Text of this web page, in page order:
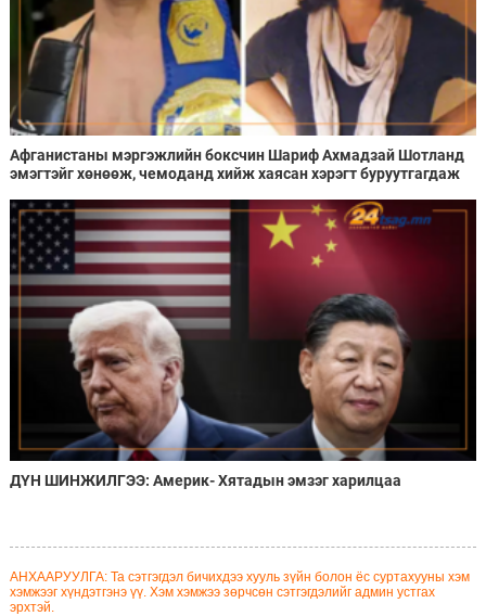
Афганистаны мэргэжлийн боксчин Шариф Ахмадзай Шотланд
эмэгтэйг хөнөөж, чемоданд хийж хаясан хэрэгт буруутгагдаж
ДҮН ШИНЖИЛГЭЭ: Америк- Хятадын эмзэг харилцаа
АНХААРУУЛГА: Та сэтгэгдэл бичихдээ хууль зүйн болон ёс суртахууны хэм
хэмжээг хүндэтгэнэ үү. Хэм хэмжээ зөрчсөн сэтгэгдэлийг админ устгах
эрхтэй.